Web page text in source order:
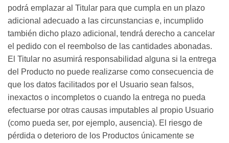
podrá emplazar al Titular para que cumpla en un plazo
adicional adecuado a las circunstancias e, incumplido
también dicho plazo adicional, tendrá derecho a cancelar
el pedido con el reembolso de las cantidades abonadas.
El Titular no asumirá responsabilidad alguna si la entrega
del Producto no puede realizarse como consecuencia de
que los datos facilitados por el Usuario sean falsos,
inexactos o incompletos o cuando la entrega no pueda
efectuarse por otras causas imputables al propio Usuario
(como pueda ser, por ejemplo, ausencia). El riesgo de
pérdida o deterioro de los Productos únicamente se